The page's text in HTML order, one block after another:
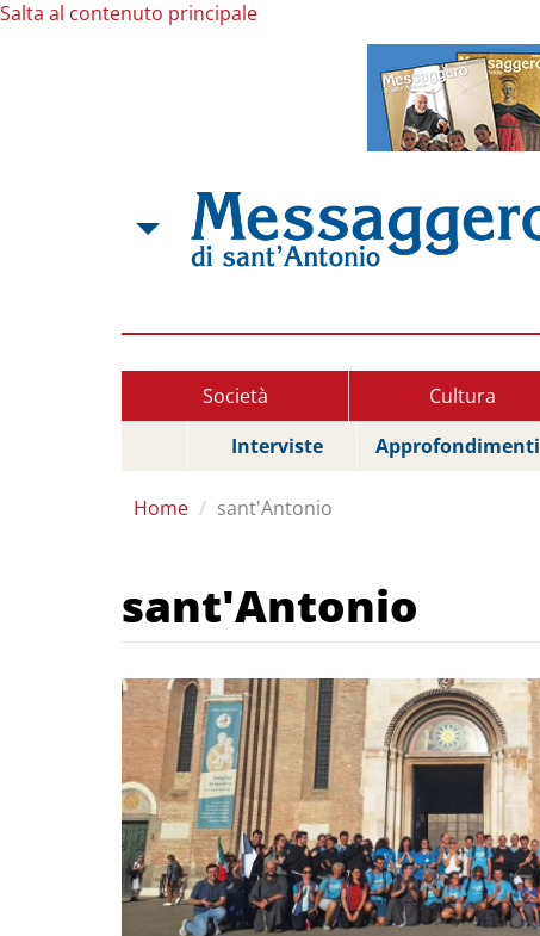
Salta al contenuto principale
Società Cultura
Interviste
Approfondimenti
Home sant'Antonio
sant'Antonio